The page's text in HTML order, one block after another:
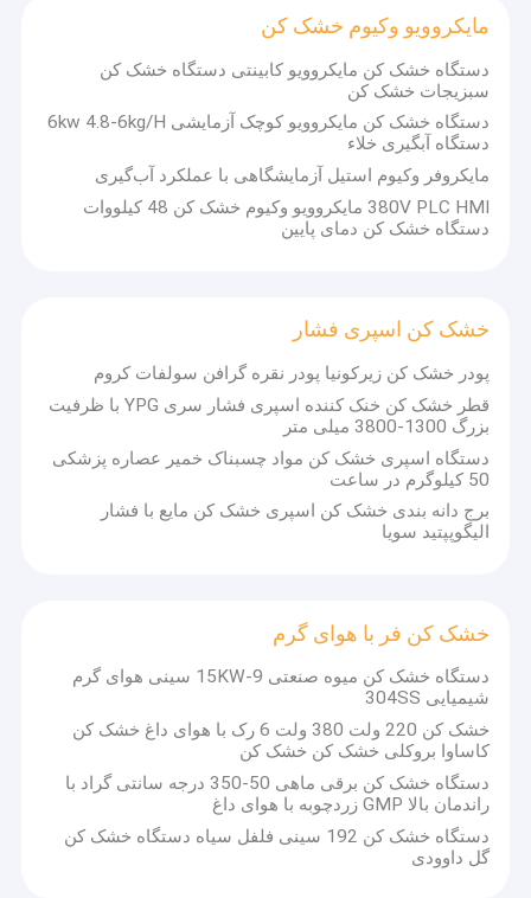
مایکروویو وکیوم خشک کن
دستگاه خشک کن مایکروویو کابینتی دستگاه خشک کن
سبزیجات خشک کن
دستگاه خشک کن مایکروویو کوچک آزمایشی 6kw 4.8-6kg/H
دستگاه آبگیری خلاء
مایکروفر وکیوم استیل آزمایشگاهی با عملکرد آب‌گیری
380V PLC HMI مایکروویو وکیوم خشک کن 48 کیلووات
دستگاه خشک کن دمای پایین
خشک کن اسپری فشار
پودر خشک کن زیرکونیا پودر نقره گرافن سولفات کروم
قطر خشک کن خنک کننده اسپری فشار سری YPG با ظرفیت
بزرگ 1300-3800 میلی متر
دستگاه اسپری خشک کن مواد چسبناک خمیر عصاره پزشکی
50 کیلوگرم در ساعت
برج دانه بندی خشک کن اسپری خشک کن مایع با فشار
الیگوپپتید سویا
خشک کن فر با هوای گرم
دستگاه خشک کن میوه صنعتی 9-15KW سینی هوای گرم
شیمیایی 304SS
خشک کن 220 ولت 380 ولت 6 رک با هوای داغ خشک کن
کاساوا بروکلی خشک کن خشک کن
دستگاه خشک کن برقی ماهی 50-350 درجه سانتی گراد با
راندمان بالا GMP زردچوبه با هوای داغ
دستگاه خشک کن 192 سینی فلفل سیاه دستگاه خشک کن
گل داوودی